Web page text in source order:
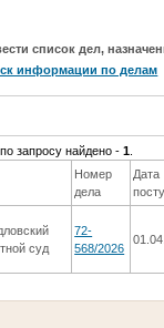
список дел,
информации по делам
запросу найдено -1
Номер
дела
Дата
суд
72-
568/2026